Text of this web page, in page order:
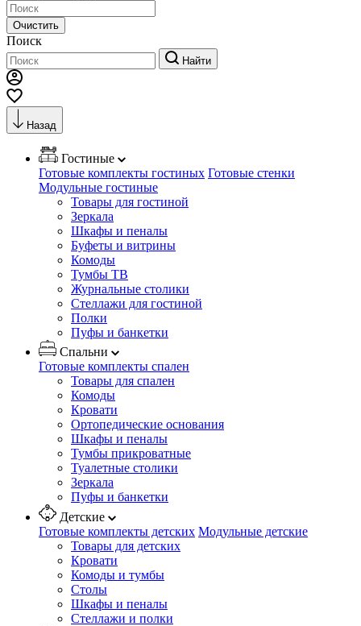
Очистить
Поиск
Найти
Назад
Гостиные
Готовые комплекты гостиных Готовые стенки
Модульные гостиные
Товары для гостиной
Зеркала
Шкафы и пеналы
Буфеты и витрины
Комоды
Тумбы ТВ
Журнальные столики
Стеллажи для гостиной
Полки
Пуфы и банкетки
Спальни
Готовые комплекты спален
Товары для спален
Комоды
Кровати
Ортопедические основания
Шкафы и пеналы
Тумбы прикроватные
Туалетные столики
Зеркала
Пуфы и банкетки
Детские
Готовые комплекты детских Модульные детские
Товары для детских
Кровати
Комоды и тумбы
Столы
Шкафы и пеналы
Стеллажи и полки